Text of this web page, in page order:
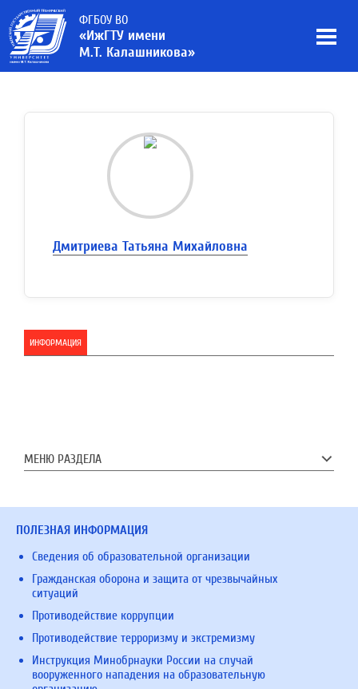
ФГБОУ ВО
«ИжГТУ имени
М.Т. Калашникова»
Дмитриева Татьяна Михайловна
ИНФОРМАЦИЯ
МЕНЮ РАЗДЕЛА
ПОЛЕЗНАЯ ИНФОРМАЦИЯ
Сведения об образовательной организации
Гражданская оборона и защита от чрезвычайных
ситуаций
Противодействие коррупции
Противодействие терроризму и экстремизму
Инструкция Минобрнауки России на случай
вооруженного нападения на образовательную